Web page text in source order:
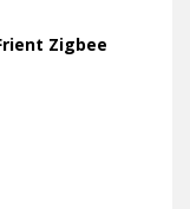
Zigbee